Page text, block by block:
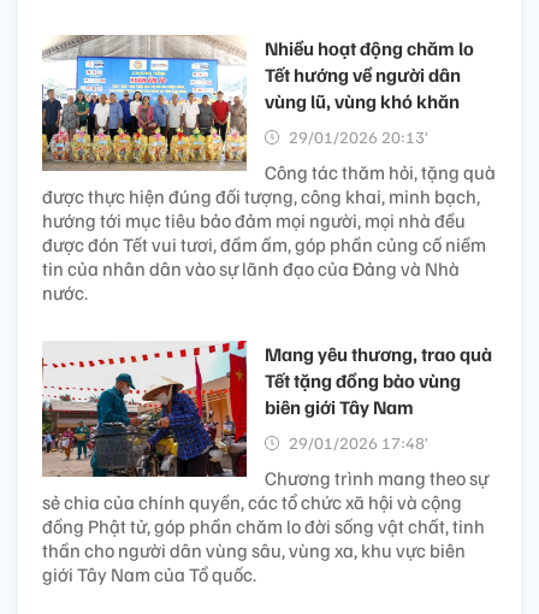
Nhiều hoạt động chăm lo
Tết hướng về người dân
vùng lũ, vùng khó khăn
29/01/2026 20:13’
Công tác thăm hỏi, tặng quà
được thực hiện đúng đối tượng, công khai, minh bạch,
hướng tới mục tiêu bảo đảm mọi người, mọi nhà đều
được đón Tết vui tươi, đầm ấm, góp phần củng cố niềm
tin của nhân dân vào sự lãnh đạo của Đảng và Nhà
nước.
Mang yêu thương, trao quà
Tết tặng đồng bào vùng
biên giới Tây Nam
29/01/2026 17:48’
Chương trình mang theo sự
sẻ chia của chính quyền, các tổ chức xã hội và cộng
đồng Phật tử, góp phần chăm lo đời sống vật chất, tinh
thần cho người dân vùng sâu, vùng xa, khu vực biên
giới Tây Nam của Tổ quốc.